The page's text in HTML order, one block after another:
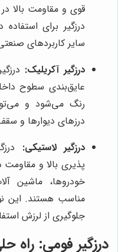
قوی و مقاومت بالا
درزگیر برای
سایر کاربردهای
درزگیر آکریلیک:
عایق‌بندی سطوح
رنگ می‌شود و
درزهای دیوارها و
درزگیر لاستیکی:
پذیری بالا و مقاومت
خودروها، ماشین
مناسب هستند. این
جلوگیری از لرزش
درزگیر فومی: راه